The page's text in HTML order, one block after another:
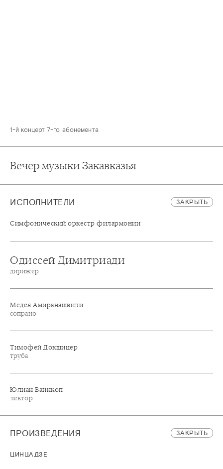
1-й концерт 7-го абонемента
Вечер музыки Закавказья
ИСПОЛНИТЕЛИ ЗАКРЫТЬ
Симфонический оркестр филармонии
Одиссей Димитриади
дирижер
Медея Амиранашвили
сопрано
Тимофей Докшицер
труба
Юлиан Вайнкоп
лектор
ПРОИЗВЕДЕНИЯ ЗАКРЫТЬ
ЦИНЦАДЗЕ